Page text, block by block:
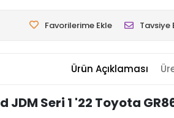
Favorilerime Ekle Tavsiye
Ürün Açıklaması
JDM Seri 1 '22 Toyota